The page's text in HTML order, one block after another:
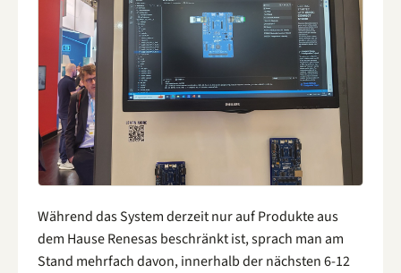
Während das System derzeit nur auf Produkte aus
dem Hause Renesas beschränkt ist, sprach man am
Stand mehrfach davon, innerhalb der nächsten 6-12